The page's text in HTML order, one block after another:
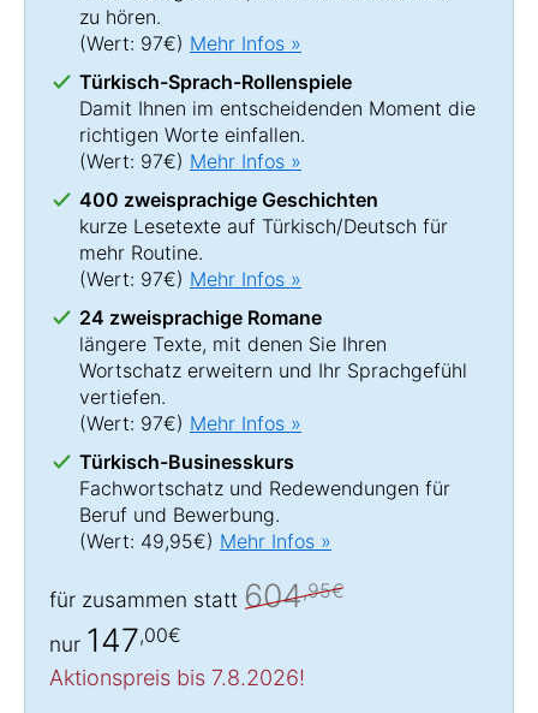
zu hören.
(Wert: 97€) Mehr Infos »
Türkisch-Sprach-Rollenspiele
Damit Ihnen im entscheidenden Moment die
richtigen Worte einfallen.
(Wert: 97€) Mehr Infos »
400 zweisprachige Geschichten
kurze Lesetexte auf Türkisch/Deutsch für
mehr Routine.
(Wert: 97€) Mehr Infos »
24 zweisprachige Romane
längere Texte, mit denen Sie Ihren
Wortschatz erweitern und Ihr Sprachgefühl
vertiefen.
(Wert: 97€) Mehr Infos »
Türkisch-Businesskurs
Fachwortschatz und Redewendungen für
Beruf und Bewerbung.
(Wert: 49,95€) Mehr Infos »
für zusammen statt 604,95€
nur 147,00€
Aktionspreis bis 7.8.2026!